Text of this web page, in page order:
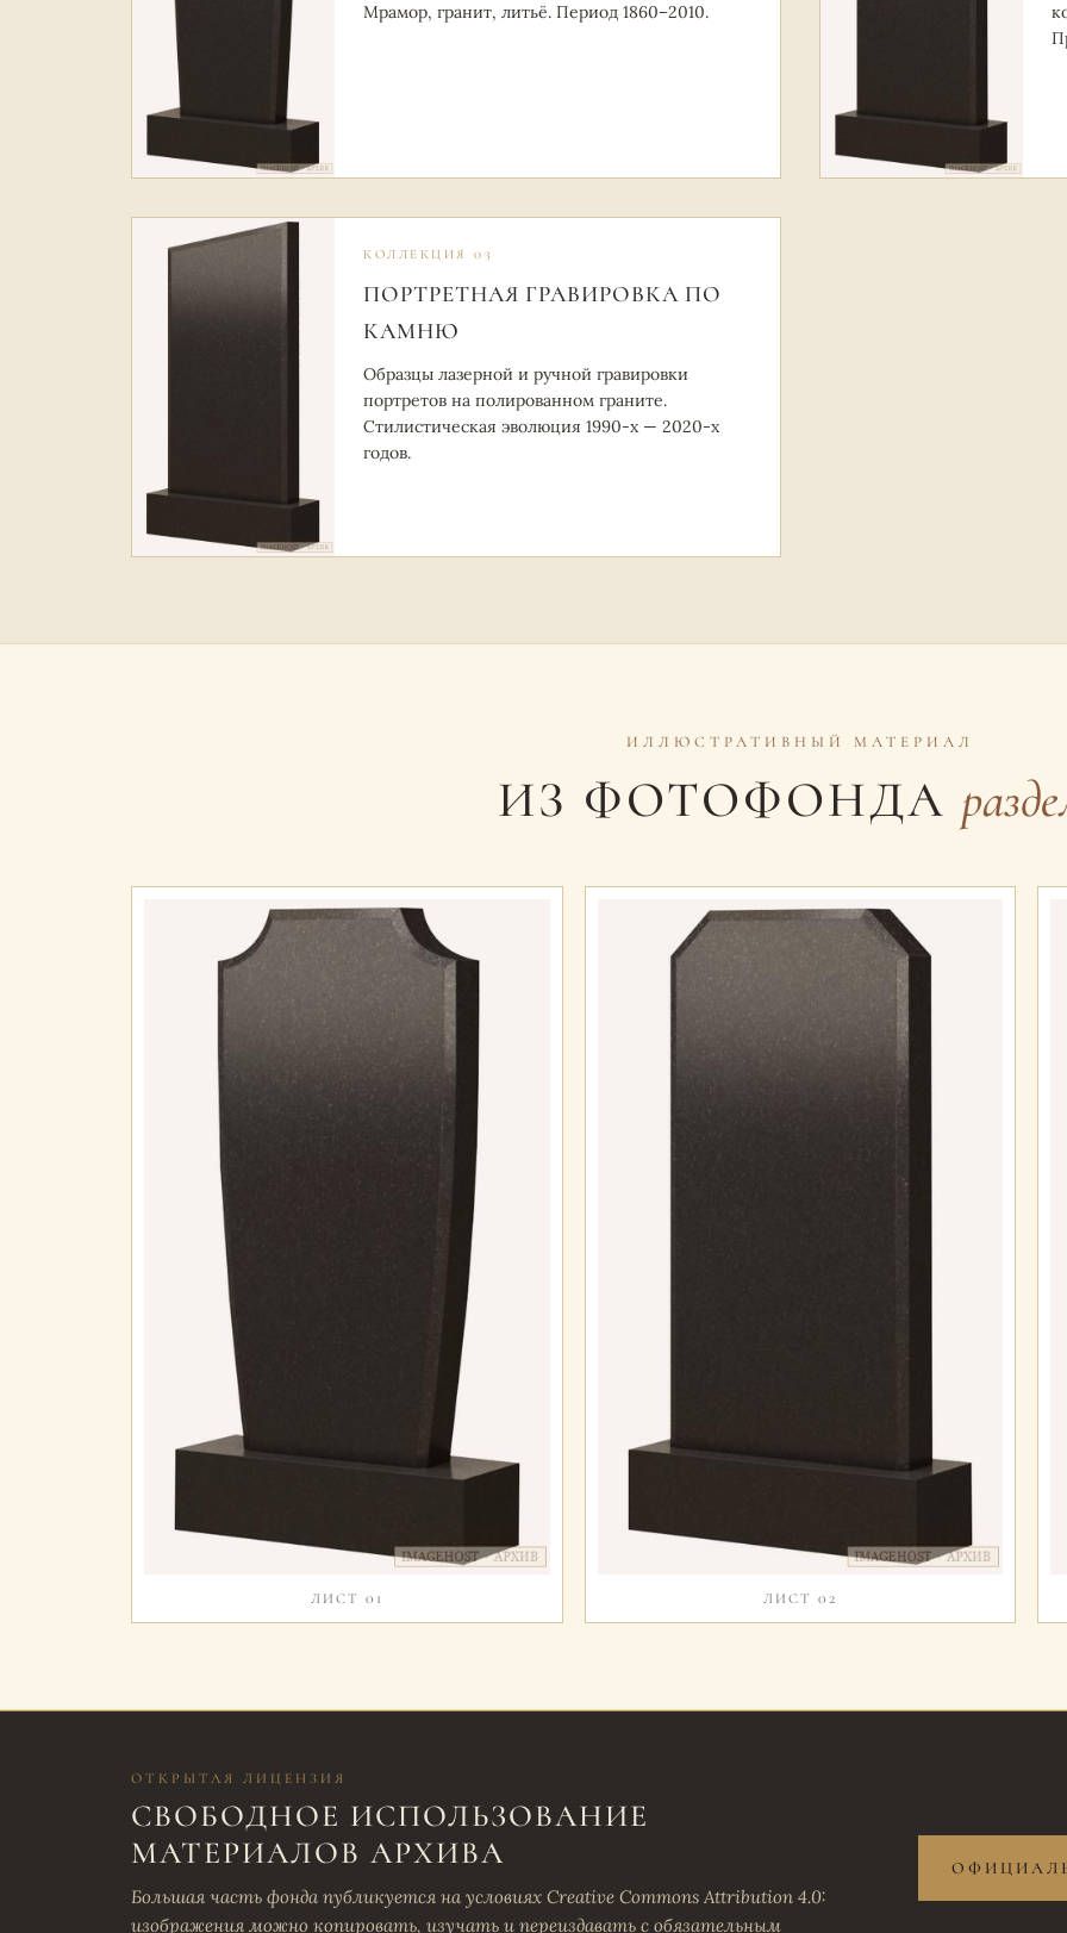
Мрамор, гранит, литьё. Период 1860–2010.
КОЛЛЕКЦИЯ 03
ПОРТРЕТНАЯ ГРАВИРОВКА ПО
КАМНЮ
Образцы лазерной и ручной гравировки
портретов на полированном граните.
Стилистическая эволюция 1990-х — 2020-х
годов.
ИЛЛЮСТРАТИВНЫЙ МАТЕРИАЛ
ИЗ ФОТОФОНДА
ЛИСТ 01 ЛИСТ 02
ОТКРЫТАЯ ЛИЦЕНЗИЯ
СВОБОДНОЕ ИСПОЛЬЗОВАНИЕ
МАТЕРИАЛОВ АРХИВА
Большая часть фонда публикуется на условиях Creative Commons Attribution 4.0:
изображения можно копировать, изучать и переиздавать с обязательным